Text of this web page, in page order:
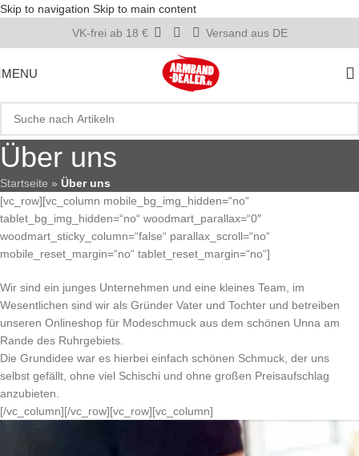
Skip to navigation Skip to main content
VK-frei ab 18 €
Versand aus DE
MENU
Über uns
Startseite » Über uns
[vc_row][vc_column mobile_bg_img_hidden=“no“
tablet_bg_img_hidden=“no“ woodmart_parallax=“0″
woodmart_sticky_column=“false“ parallax_scroll=“no“
mobile_reset_margin=“no“ tablet_reset_margin=“no“]
Wir sind ein junges Unternehmen und eine kleines Team, im
Wesentlichen sind wir als Gründer Vater und Tochter und betreiben
unseren Onlineshop für Modeschmuck aus dem schönen Unna am
Rande des Ruhrgebiets.
Die Grundidee war es hierbei einfach schönen Schmuck, der uns
selbst gefällt, ohne viel Schischi und ohne großen Preisaufschlag
anzubieten.
[/vc_column][/vc_row][vc_row][vc_column]